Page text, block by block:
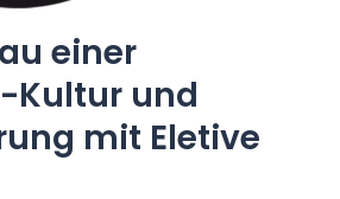
einer
Kultur und
mit Eletive